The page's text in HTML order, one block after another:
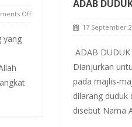
Off
yang
ADAB
17 September
ADAB
Dianjurkan
pada majlis-
dilarang
disebut Nama